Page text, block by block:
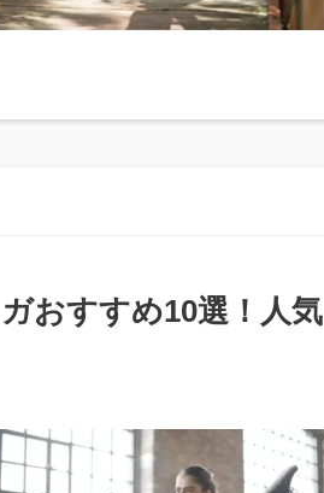
おすすめ10選！人気